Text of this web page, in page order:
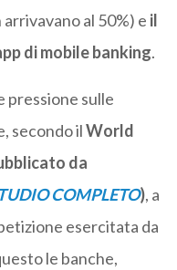
al 50%) e il
di mobile banking.
pressione sulle
secondo ilWorld
da
COMPLETO), a
esercitata da
le banche,